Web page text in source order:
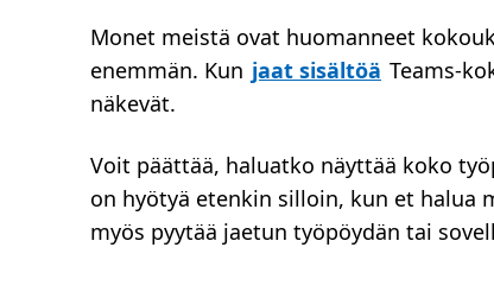
Monet meistä ovat huomanneet
enemmän. Kun jaat sisältöä Teams-
näkevät.
Voit päättää, haluatko näyttää koko
on hyötyä etenkin silloin, kun et halua
myös pyytää jaetun työpöydän tai